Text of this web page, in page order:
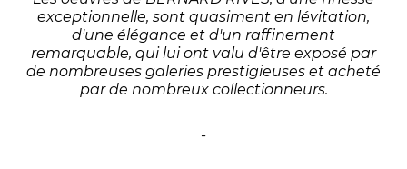
exceptionnelle, sont quasiment en lévitation,
d'une élégance et d'un raffinement
remarquable, qui lui ont valu d'être exposé par
de nombreuses galeries prestigieuses et acheté
par de nombreux collectionneurs.
-